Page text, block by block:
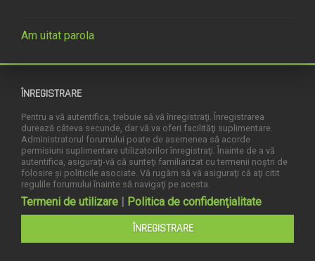
Am uitat parola
ÎNREGISTRARE
Pentru a vă autentifica, trebuie să vă înregistraţi. Înregistrarea
durează câteva secunde, dar vă va oferi facilităţi suplimentare.
Administratorul forumului poate de asemenea să acorde
permisiuni suplimentare utilizatorilor înregistraţi. Înainte de a vă
autentifica, asiguraţi-vă că sunteţi familiarizat cu termenii noştri de
folosire şi politicile asociate. Vă rugăm să vă asiguraţi că aţi citit
regulile forumului înainte să navigaţi pe acesta.
Termeni de utilizare | Politica de confidenţialitate
ÎNREGISTRARE